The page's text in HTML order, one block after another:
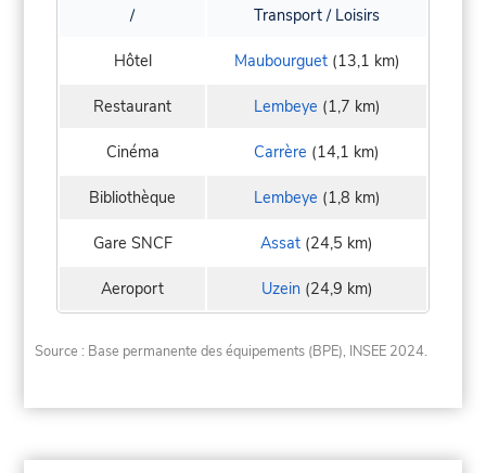
/ Transport / Loisirs
Hôtel Maubourguet(13,1 km)
Restaurant Lembeye (1,7 km)
Cinéma Carrère (14,1 km)
Bibliothèque Lembeye (1,8 km)
Gare SNCF Assat (24,5 km)
Aeroport Uzein(24,9 km)
Source : Base permanente des équipements (BPE), INSEE 2024.